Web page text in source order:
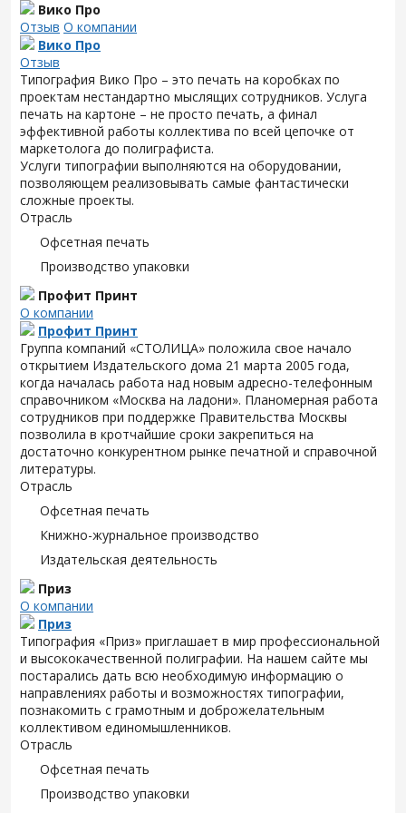
Вико Про
Отзыв О компании
Вико Про
Отзыв
Типография Вико Про – это печать на коробках по
проектам нестандартно мыслящих сотрудников. Услуга
печать на картоне – не просто печать, а финал
эффективной работы коллектива по всей цепочке от
маркетолога до полиграфиста.
Услуги типографии выполняются на оборудовании,
позволяющем реализовывать самые фантастически
сложные проекты.
Отрасль
Офсетная печать
Производство упаковки
Профит Принт
О компании
Профит Принт
Группа компаний «СТОЛИЦА» положила свое начало
открытием Издательского дома 21 марта 2005 года,
когда началась работа над новым адресно-телефонным
справочником «Москва на ладони». Планомерная работа
сотрудников при поддержке Правительства Москвы
позволила в кротчайшие сроки закрепиться на
достаточно конкурентном рынке печатной и справочной
литературы.
Отрасль
Офсетная печать
Книжно-журнальное производство
Издательская деятельность
Приз
О компании
Приз
Типография «Приз» приглашает в мир профессиональной
и высококачественной полиграфии. На нашем сайте мы
постарались дать всю необходимую информацию о
направлениях работы и возможностях типографии,
познакомить с грамотным и доброжелательным
коллективом единомышленников.
Отрасль
Офсетная печать
Производство упаковки